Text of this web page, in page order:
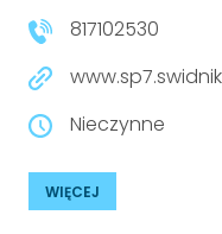
817102530
Nieczynne
WIĘCEJ